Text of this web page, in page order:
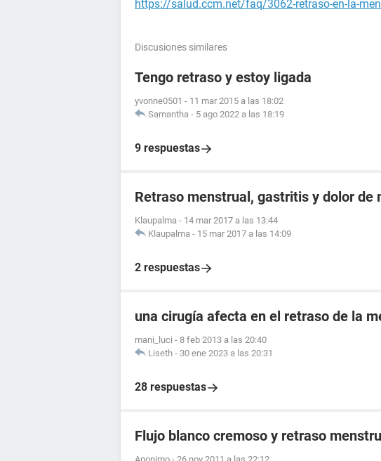
https://salud.ccm.net/faq/3062-retraso-en-la-
Discusiones similares
Tengo retraso y estoy ligada
yvonne0501 - 11 mar 2015 a las 18:02
Samantha - 5 ago 2022 a las 18:19
9 respuestas
Retraso menstrual, gastritis y dolor de
Klaupalma - 14 mar 2017 a las 13:44
Klaupalma - 15 mar 2017 a las 14:09
2 respuestas
una cirugía afecta en el retraso de la
mani_luci - 8 feb 2013 a las 20:40
Liseth - 30 ene 2023 a las 20:31
28 respuestas
Flujo blanco cremoso y retraso